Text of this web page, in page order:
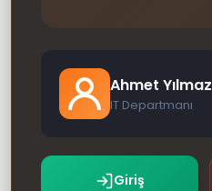
Ahmet Yılmaz
IT Departmanı
Giriş